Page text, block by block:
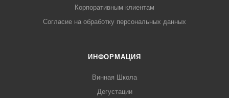
Корпоративным клиентам
Согласие на обработку персональных данных
ИНФОРМАЦИЯ
Винная Школа
Дегустации